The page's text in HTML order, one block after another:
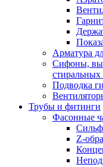
Арматура
Сифоны,
Подводка
Трубы и фитинги
Фасонные
Z-